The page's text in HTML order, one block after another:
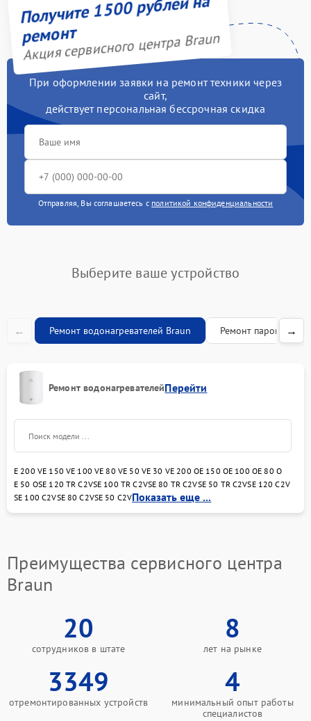
Ремонт электропроводки
Профилактическая
чистка
1000 рублей
Ликвидация протечек
Замена платы
управления
1100 рублей
Ремонт/замена датчика
температуры
Замена клапана
990 рублей
Замена термостата 590 рублей
управления
450 рублей
Получите 1500 рублей на
ремонт
Акция сервисного центра Braun
При оформлении заявки на ремонт техники через
сайт,
действует персональная бессрочная скидка
Отправляя, Вы соглашаетесь с политикой конфиденциальности
Выберите ваше устройство
← Ремонт водонагревателей Braun Ремонт →
Ремонт водонагревателейПерейти
E 200 VE 150 VE 100 VE 80 VE 50 VE 30 VE 200 OE 150 OE 100 OE 80 O
E 50 OSE 120 TR C2VSE 100 TR C2VSE 80 TR C2VSE 50 TR C2VSE 120 C2V
SE 100 C2VSE 80 C2VSE 50 C2VПоказать еще ...
Преимущества сервисного центра
Braun
20
сотрудников в штате
8
лет на рынке
3349
отремонтированных устройств
4
минимальный опыт работы
специалистов